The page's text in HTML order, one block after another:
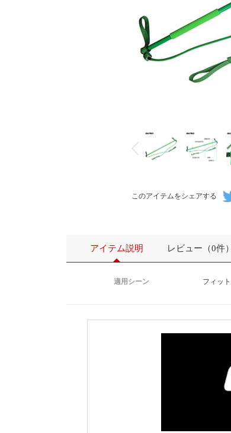
このアイテムをシェアする
アイテム説明 レビュー（0件）
適用シーン フィッ